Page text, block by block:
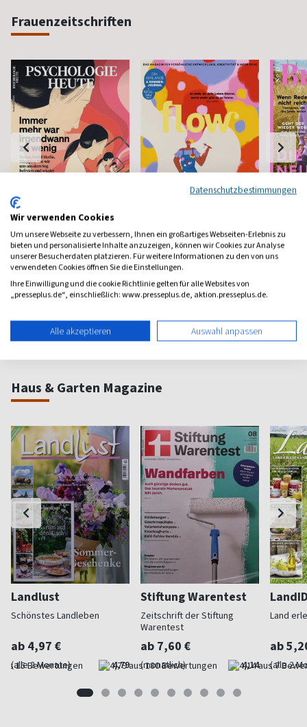
Frauenzeitschriften
Psychologie Heute
Psychologie fürs Leben
ab 8,11 €
(monatlich) 4,40
Flow
Bewußt leben und erleben
ab 8,50 €
(8 x pro Jahr) 4,63
Das
Haus & Garten Magazine
Landlust
Schönstes Landleben
ab 4,97 €
(alle 2 Monate) 4,79
Stiftung Warentest
Zeitschrift der Stiftung
Warentest
ab 7,60 €
(monatlich) 4,14
Land
ab
(alle 2
Datenschutzbestimmungen
Wir verwenden Cookies
Um unsere Webseite zu verbessern, Ihnen ein großartiges Webseiten-Erlebnis zu
bieten und personalisierte Inhalte anzuzeigen, können wir Cookies zur Analyse
unserer Besucherdaten platzieren. Für weitere Informationen zu den von uns
verwendeten Cookies öffnen Sie die Einstellungen.
Ihre Einwilligung und die cookie Richtlinie gelten für alle Websites von
„presseplus.de“, einschließlich: www.presseplus.de, aktion.presseplus.de.
Alle akzeptieren Auswahl anpassen